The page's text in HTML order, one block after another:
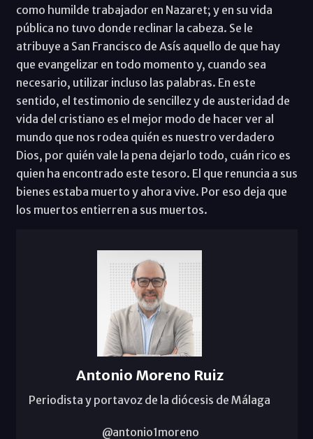
como humilde trabajador en Nazaret; y en su vida
pública no tuvo donde reclinar la cabeza. Se le
atribuye a San Francisco de Asís aquello de que hay
que evangelizar en todo momento y, cuando sea
necesario, utilizar incluso las palabras. En este
sentido, el testimonio de sencillez y de austeridad de
vida del cristiano es el mejor modo de hacer ver al
mundo que nos rodea quién es nuestro verdadero
Dios, por quién vale la pena dejarlo todo, cuán rico es
quien ha encontrado este tesoro. El que renuncia a sus
bienes estaba muerto y ahora vive. Por eso deja que
los muertos entierren a sus muertos.
Antonio Moreno Ruiz
Periodista y portavoz de la diócesis de Málaga
@antonio1moreno